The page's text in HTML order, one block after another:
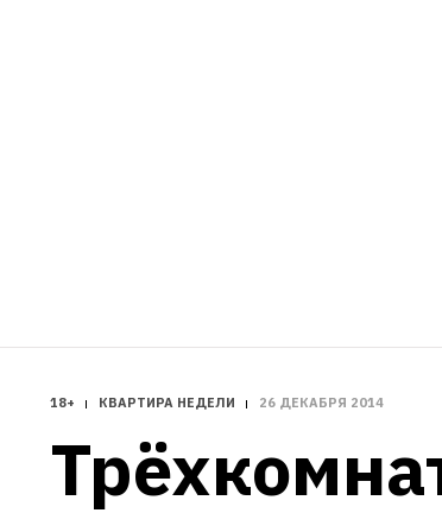
18+ КВАРТИРА НЕДЕЛИ 26 ДЕКАБРЯ 2014